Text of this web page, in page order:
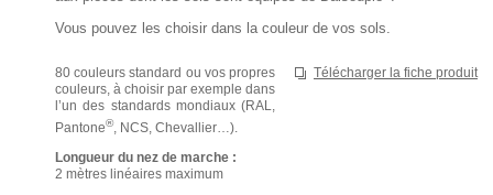
Vous pouvez les choisir dans la couleur de vos sols.
80 couleurs standard ou vos propres
couleurs, à choisir par exemple dans
l’un des standards mondiaux (RAL,
Pantone®, NCS, Chevallier…).
Longueur du nez de marche :
2 mètres linéaires maximum
Télécharger la fiche produit